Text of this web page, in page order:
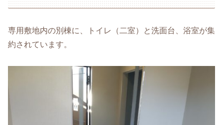
専用敷地内の別棟に、トイレ（二室）と洗面台、浴室が集
約されています。